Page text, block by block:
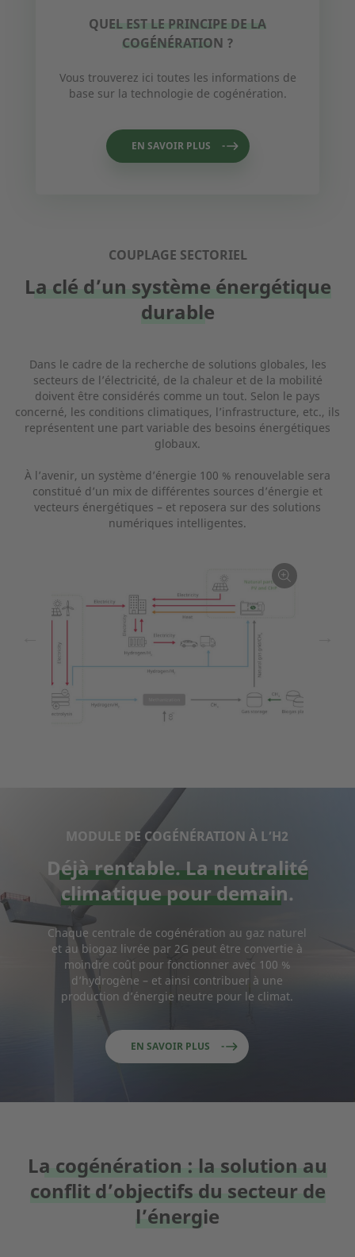
QUEL EST LE PRINCIPE DE LA
COGÉNÉRATION ?
Vous trouverez ici toutes les informations de
base sur la technologie de cogénération.
EN SAVOIR PLUS
COUPLAGE SECTORIEL
La clé d’un système énergétique
durable
Dans le cadre de la recherche de solutions globales, les
secteurs de l’électricité, de la chaleur et de la mobilité
doivent être considérés comme un tout. Selon le pays
concerné, les conditions climatiques, l’infrastructure, etc., ils
représentent une part variable des besoins énergétiques
globaux.
À l’avenir, un système d’énergie 100 % renouvelable sera
constitué d’un mix de différentes sources d’énergie et
vecteurs énergétiques – et reposera sur des solutions
numériques intelligentes.
MODULE DE COGÉNÉRATION À L’H2
Déjà rentable. La neutralité
climatique pour demain.
Chaque centrale de cogénération au gaz naturel
et au biogaz livrée par 2G peut être convertie à
moindre coût pour fonctionner avec 100 %
d’hydrogène – et ainsi contribuer à une
production d’énergie neutre pour le climat.
EN SAVOIR PLUS
La cogénération : la solution au
conflit d’objectifs du secteur de
l’énergie